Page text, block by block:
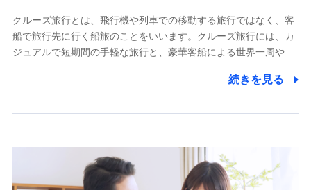
クルーズ旅行とは、飛行機や列車での移動する旅行ではなく、客
船で旅行先に行く船旅のことをいいます。クルーズ旅行には、カ
ジュアルで短期間の手軽な旅行と、豪華客船による世界一周や…
続きを見る